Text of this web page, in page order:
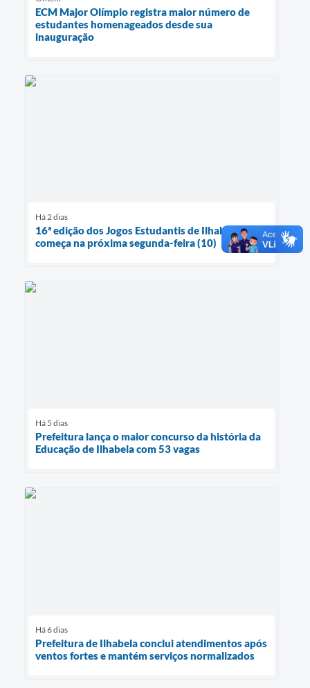
ECM Major Olímpio registra maior número de
estudantes homenageados desde sua
inauguração
Há 2 dias
16ª edição dos Jogos Estudantis de Ilhabela
começa na próxima segunda-feira (10)
Há 5 dias
Prefeitura lança o maior concurso da história da
Educação de Ilhabela com 53 vagas
Há 6 dias
Prefeitura de Ilhabela conclui atendimentos após
ventos fortes e mantém serviços normalizados